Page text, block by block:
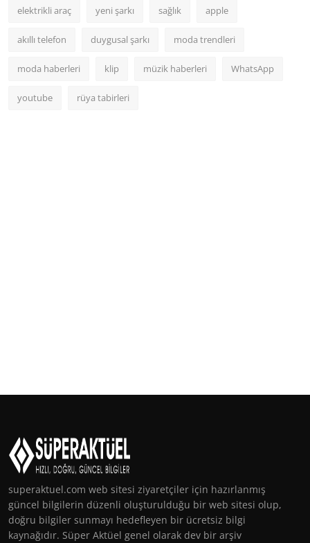
elektrikli araç yeni şarkı sağlık apple
akıllı telefon duygusal şarkı moda trendleri
moda haberleri klip müzik haberleri WhatsApp
youtube rüya tabirleri
superaktuel.com web sitesi ziyaretçiler için hazırlanmış
güncel bilgilerin düzenli oluşturulduğu bir web sitesi olup,
doğru bilgiler sunmayı hedefleyen bir ücretsiz bilgi
kaynağıdır. Süper Aktüel genel olarak dev bir arşiv